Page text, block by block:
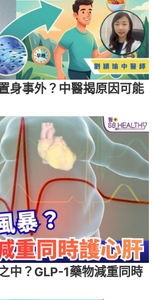
身事外？中醫揭原因可能
中？GLP-1藥物減重同時